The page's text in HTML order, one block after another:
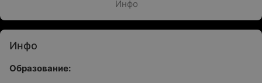
Инфо
Инфо
Образование: